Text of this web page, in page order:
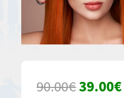
90.00€El
39.00€El